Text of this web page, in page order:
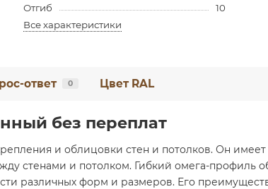
Отгиб
10
Все характеристики
ответ 0 Цвет RAL
без переплат
и облицовки стен и потолков. Он
стенами и потолком. Гибкий омега-профиль
различных форм и размеров. Его